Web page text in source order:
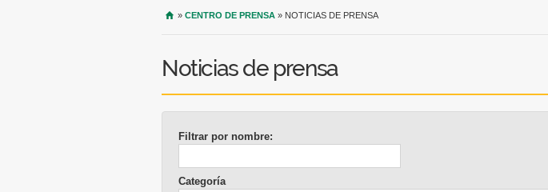
USTED SE ENCUENTRA AQUÍ
» CENTRO DE PRENSA » NOTICIAS DE PRENSA
Noticias de prensa
Filtrar por nombre:
Categoría